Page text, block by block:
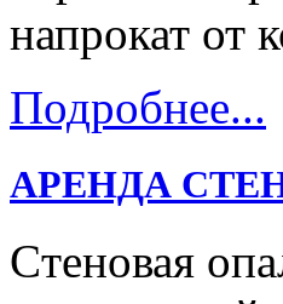
напрокат от
Подробнее...
АРЕНДА
Cтеновая